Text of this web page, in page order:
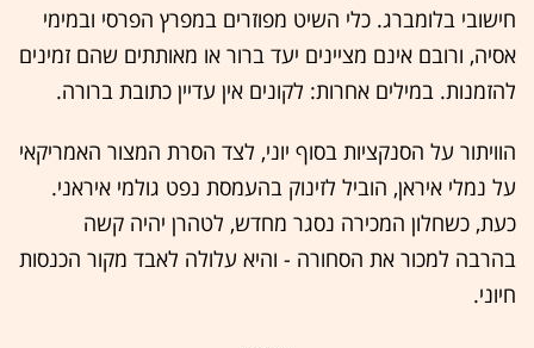
חישובי בלומברג. כלי השיט מפוזרים במפרץ הפרסי ובמימי
אסיה, ורובם אינם מציינים יעד ברור או מאותתים שהם זמינים
להזמנות. במילים אחרות: לקונים אין עדיין כתובת ברורה.
הוויתור על הסנקציות בסוף יוני, לצד הסרת המצור האמריקאי
על נמלי איראן, הוביל לזינוק בהעמסת נפט גולמי איראני.
כעת, כשחלון המכירה נסגר מחדש, לטהרן יהיה קשה
בהרבה למכור את הסחורה - והיא עלולה לאבד מקור הכנסות
חיוני.